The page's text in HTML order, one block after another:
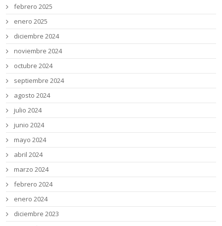
febrero 2025
enero 2025
diciembre 2024
noviembre 2024
octubre 2024
septiembre 2024
agosto 2024
julio 2024
junio 2024
mayo 2024
abril 2024
marzo 2024
febrero 2024
enero 2024
diciembre 2023